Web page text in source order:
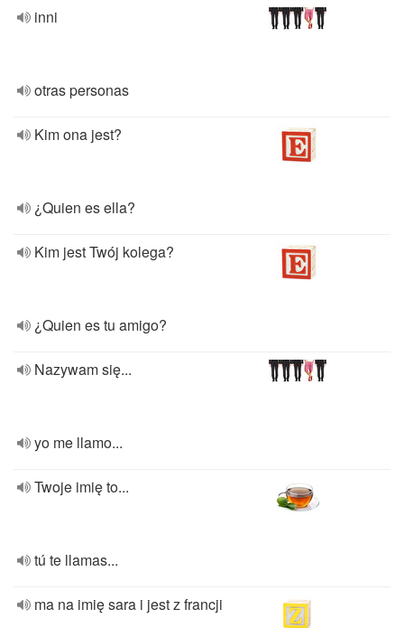
inni
otras personas
Kim ona jest?
¿Quien es ella?
Kim jest Twój kolega?
¿Quien es tu amigo?
Nazywam się...
yo me llamo...
Twoje imię to...
tú te llamas...
ma na imię sara i jest z francji